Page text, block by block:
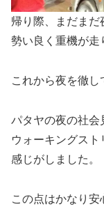
帰り際、まだまだ
勢い良く重機が走
これから夜を徹し
パタヤの夜の社会
ウォーキングス
感じがしました。
この点はかなり安